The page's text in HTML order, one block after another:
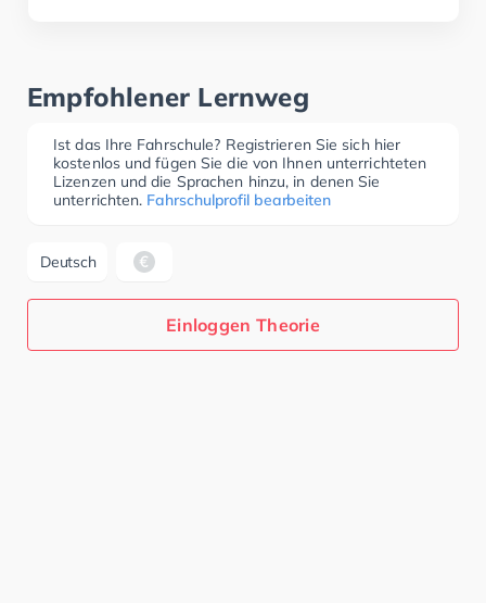
Empfohlener Lernweg
Ist das Ihre Fahrschule? Registrieren Sie sich hier
kostenlos und fügen Sie die von Ihnen unterrichteten
Lizenzen und die Sprachen hinzu, in denen Sie
unterrichten. Fahrschulprofil bearbeiten
Deutsch
Einloggen Theorie